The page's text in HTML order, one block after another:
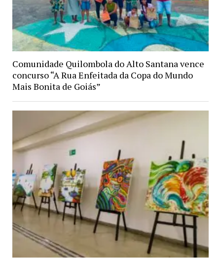
Comunidade Quilombola do Alto Santana vence
concurso “A Rua Enfeitada da Copa do Mundo
Mais Bonita de Goiás”